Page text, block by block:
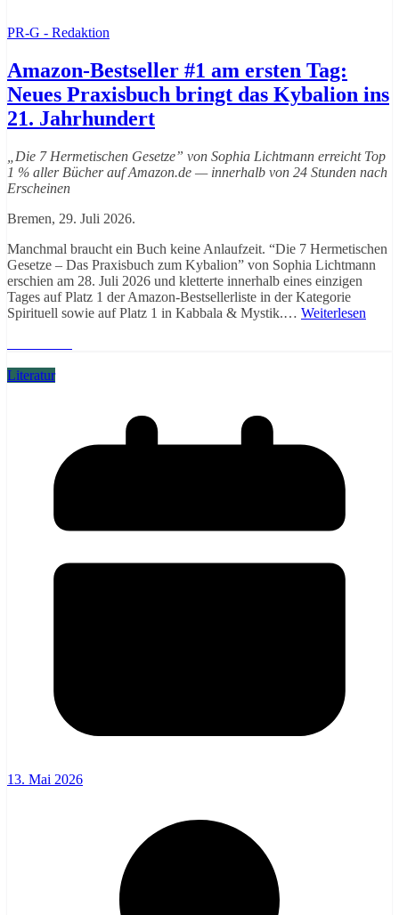
PR-G - Redaktion
Amazon-Bestseller #1 am ersten Tag:
Neues Praxisbuch bringt das Kybalion ins
21. Jahrhundert
„Die 7 Hermetischen Gesetze” von Sophia Lichtmann erreicht Top
1 % aller Bücher auf Amazon.de — innerhalb von 24 Stunden nach
Erscheinen
Bremen, 29. Juli 2026.
Manchmal braucht ein Buch keine Anlaufzeit. “Die 7 Hermetischen
Gesetze – Das Praxisbuch zum Kybalion” von Sophia Lichtmann
erschien am 28. Juli 2026 und kletterte innerhalb eines einzigen
Tages auf Platz 1 der Amazon-Bestsellerliste in der Kategorie
Spirituell sowie auf Platz 1 in Kabbala & Mystik.… Weiterlesen
Literatur
13. Mai 2026